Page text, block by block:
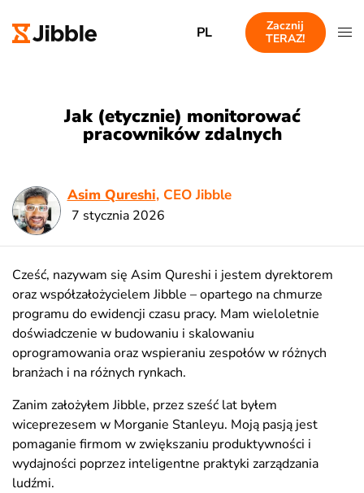
PL
Zacznij
TERAZ!
Jak (etycznie) monitorować
pracowników zdalnych
Asim Qureshi, CEO Jibble
7 stycznia 2026
Cześć, nazywam się Asim Qureshi i jestem dyrektorem
oraz współzałożycielem Jibble – opartego na chmurze
programu do ewidencji czasu pracy. Mam wieloletnie
doświadczenie w budowaniu i skalowaniu
oprogramowania oraz wspieraniu zespołów w różnych
branżach i na różnych rynkach.
Zanim założyłem Jibble, przez sześć lat byłem
wiceprezesem w Morganie Stanleyu. Moją pasją jest
pomaganie firmom w zwiększaniu produktywności i
wydajności poprzez inteligentne praktyki zarządzania
ludźmi.